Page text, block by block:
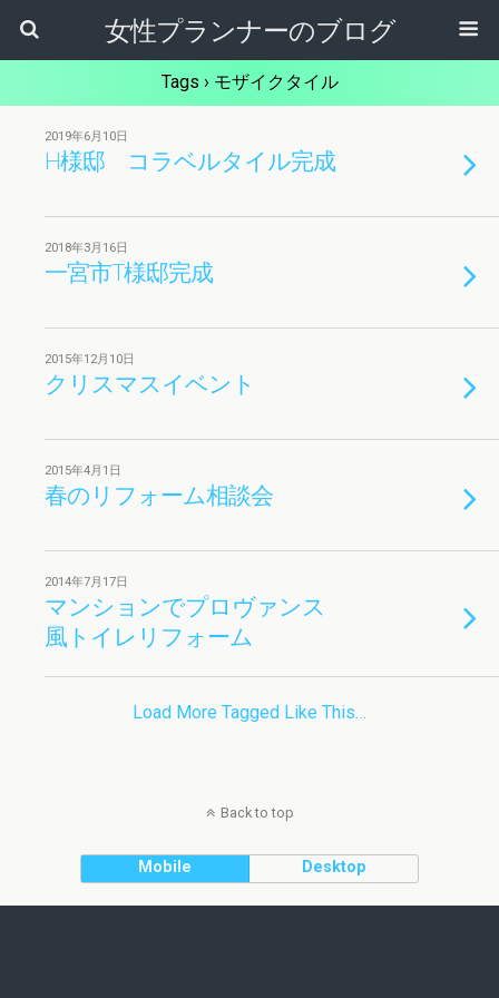
女性プランナーのブログ
Tags › モザイクタイル
2019年6月10日
H様邸 コラベルタイル完成
2018年3月16日
一宮市T様邸完成
2015年12月10日
クリスマスイベント
2015年4月1日
春のリフォーム相談会
2014年7月17日
マンションでプロヴァンス
風トイレリフォーム
Load More Tagged Like This…
Back to top
Mobile Desktop